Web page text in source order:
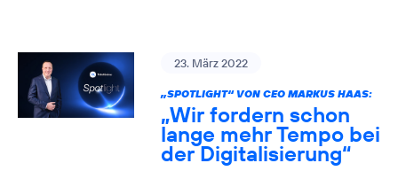
23. März 2022
„SPOTLIGHT“ VON CEO MARKUS HAAS:
„Wir fordern schon
lange mehr Tempo bei
der Digitalisierung“